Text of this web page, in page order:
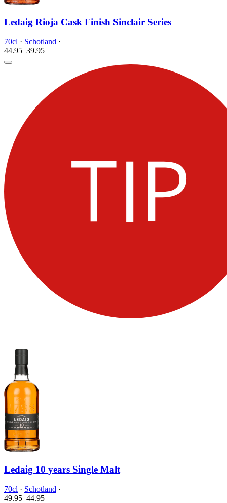
Ledaig Rioja Cask Finish Sinclair Series
70cl · Schotland ·
44.95 39.95
Ledaig 10 years Single Malt
70cl · Schotland ·
49.95 44.95